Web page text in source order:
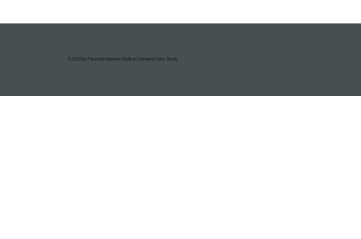
© 2025 by Facundo Menossi. Built on Sempre Atins Study